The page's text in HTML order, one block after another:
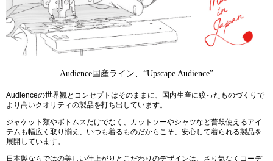
Audience国産ライン、“Upscape Audience”
Audienceの世界観とコンセプトはそのままに、国内生産に絞ったものづくりで
より高いクオリティの製品を打ち出しています。
ジャケット類やボトムスだけでなく、カットソーやシャツなど普段使えるアイ
テムも幅広く取り揃え、いつも着るものだからこそ、安心して着られる製品を
展開しています。
日本製ならではの美しい仕上がりとこだわりのデザインは、さり気なくコーデ